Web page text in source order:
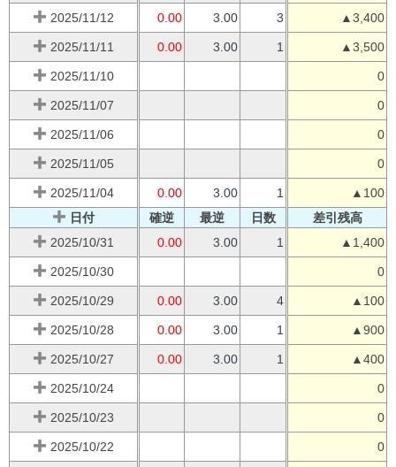
2025/11/12 0.00 3.00 3 ▲3,400
2025/11/11 0.00 3.00 1 ▲3,500
2025/11/10 0
2025/11/07 0
2025/11/06 0
2025/11/05 0
2025/11/04 0.00 3.00 1
▲100
日付
確逆 最逆 日数
差引残高
2025/10/31
0.00 3.00 1 ▲1,400
2025/10/30 0
2025/10/29 0.00 3.00 4 ▲100
2025/10/28 0.00 3.00 1 ▲900
2025/10/27 0.00 3.00 1 ▲400
2025/10/24 0
2025/10/23 0
2025/10/22 0